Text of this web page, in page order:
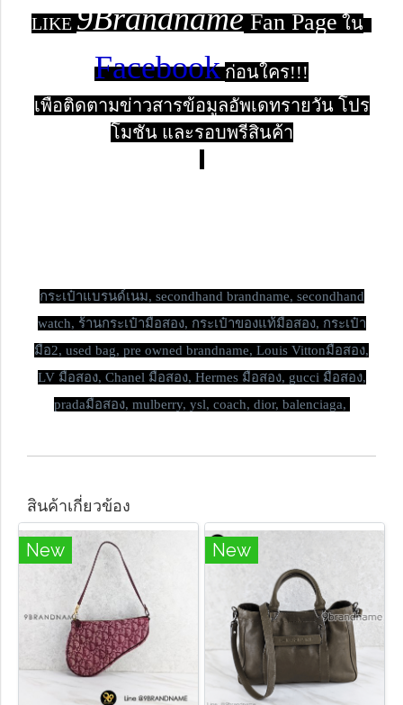
LIKE 9BrandnameFan Page ใน
Facebook ก่อนใคร!!!
เพื่อติดตามข่าวสารข้อมูลอัพเดทรายวัน โปร
โมชั่น และรอบพรีสินค้า
กระเป๋าแบรนด์เนม, secondhand brandname, secondhand
watch, ร้านกระเป๋ามือสอง, กระเป๋าของแท้มือสอง, กระเป๋า
มือ2, used bag, pre owned brandname, Louis Vittonมือสอง,
LV มือสอง, Chanel มือสอง, Hermes มือสอง, gucci มือสอง,
pradaมือสอง, mulberry, ysl, coach, dior, balenciaga,
สินค้าเกี่ยวข้อง
New New